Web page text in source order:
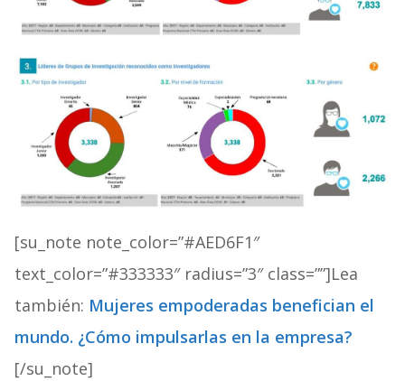
[su_note note_color=”#AED6F1″
text_color=”#333333″ radius=”3″ class=””]Lea
también: Mujeres empoderadas benefician el
mundo. ¿Cómo impulsarlas en la empresa?
[/su_note]